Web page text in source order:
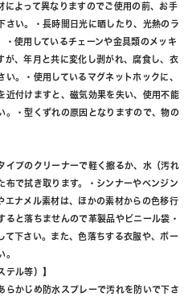
によって異なりますのでご使用の前、お手
さい。・長時間日光に晒したり、光熱のラ
使用しているチェーンや金具類のメッキ
が、年月と共に変化し剥がれ、腐食し、衣
。・使用しているマグネットホックに、
近付けますと、磁気効果を失い、使用不能
。・型くずれの原因となりますので、物の
イプのクリーナーで軽く擦るか、水（汚れ
で拭き取ります。・シンナーやベンジン
エナメル素材は、ほかの素材からの色移行
と落ちませんので革製品やビニール袋・
て下さい。また、色落ちする衣服や、ボー
。
テル等）】
らかじめ防水スプレーで汚れを防いで下さ